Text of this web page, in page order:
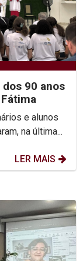
90 anos
e alunos
na última...
LER MAIS